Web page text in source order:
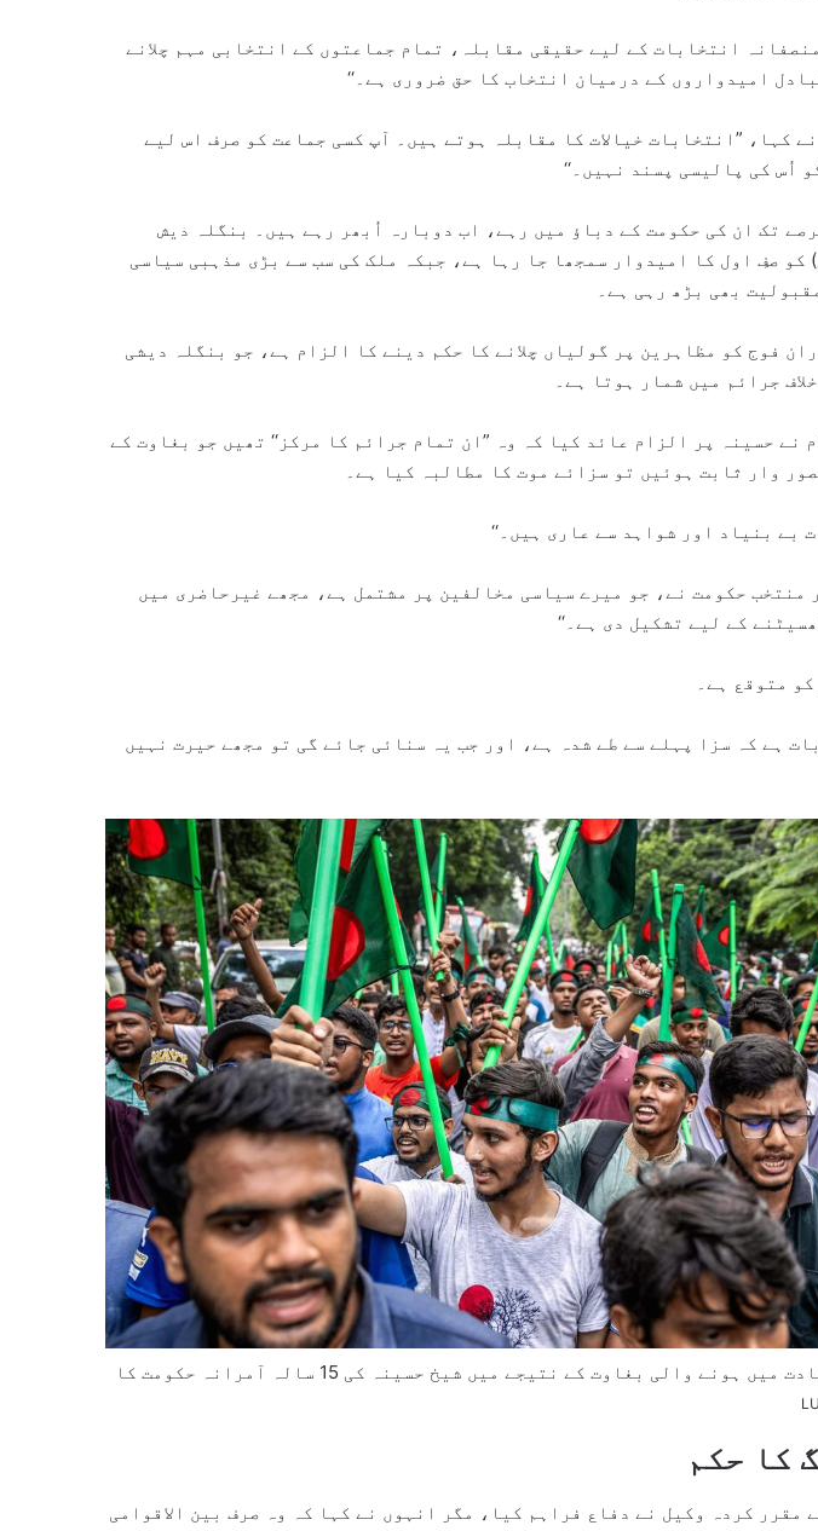
انتخابات کے لیے حقیقی مقابلہ، تمام جماعتوں کے انتخابی مہم چلانے
امیدواروں کے درمیان انتخاب کا حق ضروری ہے۔‘‘
کہا، ”انتخابات خیالات کا مقابلہ ہوتے ہیں۔ آپ کسی جماعت کو صرف اس لیے
اُس کی پالیسی پسند نہیں۔‘‘
تک ان کی حکومت کے دباؤ میں رہے، اب دوبارہ اُبھر رہے ہیں۔ بنگلہ دیش
کو صفِ اول کا امیدوار سمجھا جا رہا ہے، جبکہ ملک کی سب سے بڑی مذہبی سیاسی
بھی بڑھ رہی ہے۔
فوج کو مظاہرین پر گولیاں چلانے کا حکم دینے کا الزام ہے، جو بنگلہ دیشی
جرائم میں شمار ہوتا ہے۔
نے حسینہ پر الزام عائد کیا کہ وہ ”ان تمام جرائم کا مرکز‘‘ تھیں جو بغاوت کے
وار ثابت ہوئیں تو سزائے موت کا مطالبہ کیا ہے۔
بے بنیاد اور شواہد سے عاری ہیں۔‘‘
منتخب حکومت نے، جو میرے سیاسی مخالفین پر مشتمل ہے، مجھے غیرحاضری میں
کے لیے تشکیل دی ہے۔‘‘
ہے کہ سزا پہلے سے طے شدہ ہے، اور جب یہ سنائی جائے گی تو مجھے حیرت نہیں
اگست 2024 میں طلبہ کی قیادت میں ہونے والی بغاوت کے نتیجے میں شیخ حسینہ کی 15 سالہ آمرانہ حکومت کا
کا حکم
مقرر کردہ وکیل نے دفاع فراہم کیا، مگر انہوں نے کہا کہ وہ صرف بین الاقوامی